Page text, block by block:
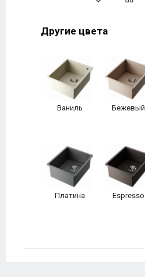
Другие цвета
Ваниль Бежевый
Платина Espresso